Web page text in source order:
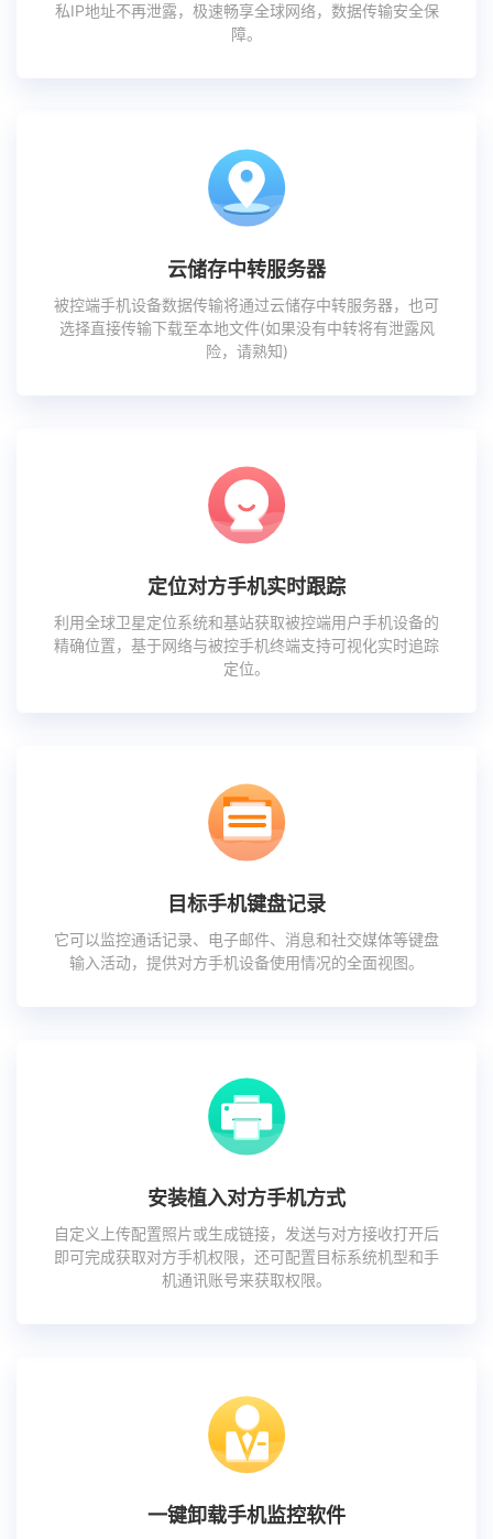
私IP地址不再泄露，极速畅享全球网络，数据传输安全保
障。
云储存中转服务器
被控端手机设备数据传输将通过云储存中转服务器，也可
选择直接传输下载至本地文件(如果没有中转将有泄露风
险，请熟知)
定位对方手机实时跟踪
利用全球卫星定位系统和基站获取被控端用户手机设备的
精确位置，基于网络与被控手机终端支持可视化实时追踪
定位。
目标手机键盘记录
它可以监控通话记录、电子邮件、消息和社交媒体等键盘
输入活动，提供对方手机设备使用情况的全面视图。
安装植入对方手机方式
自定义上传配置照片或生成链接，发送与对方接收打开后
即可完成获取对方手机权限，还可配置目标系统机型和手
机通讯账号来获取权限。
一键卸载手机监控软件